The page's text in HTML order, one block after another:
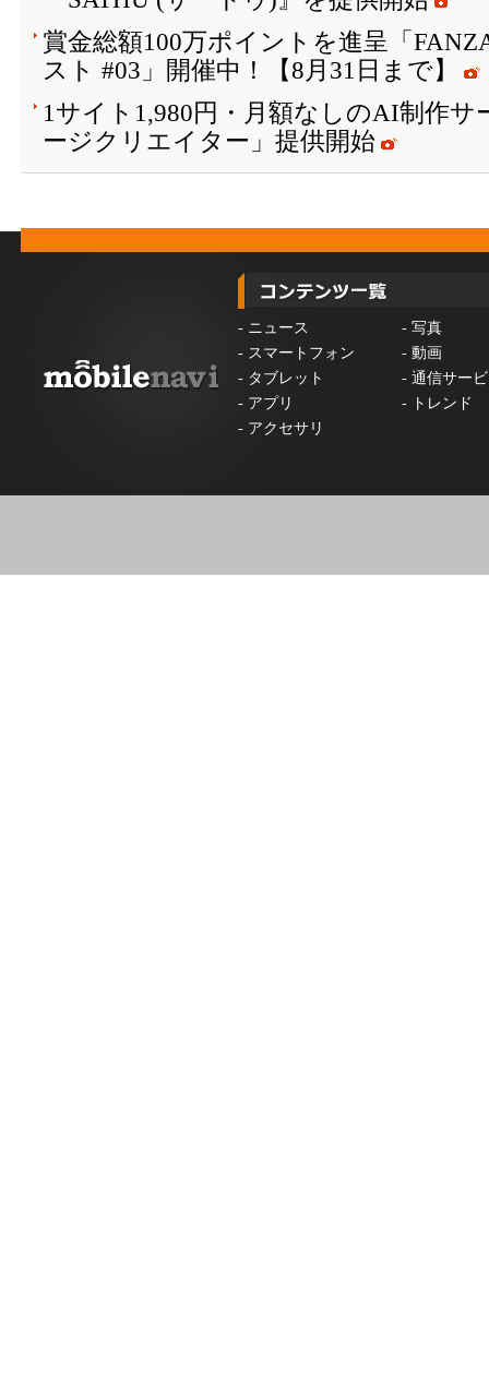
賞金総額100万ポイントを進呈「
スト #03」開催中！【8月31日まで】
1サイト1,980円・月額なしのAI制作
ージクリエイター」提供開始
- ニュース - 写真
- スマートフォン - 動画
- タブレット - 通信サー
- アプリ -
トレンド
- アクセサリ